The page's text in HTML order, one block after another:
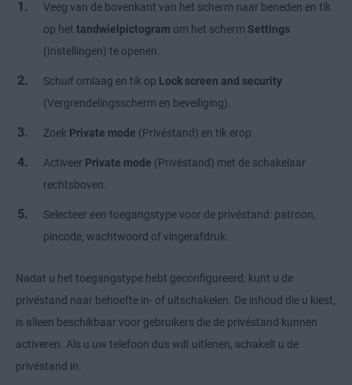
Veeg van de bovenkant van het scherm naar beneden en tik
op het tandwielpictogram om het scherm Settings
(Instellingen) te openen.
Schuif omlaag en tik op Lock screen and security
(Vergrendelingsscherm en beveiliging).
Zoek Private mode (Privéstand) en tik erop.
Activeer Private mode (Privéstand) met de schakelaar
rechtsboven.
Selecteer een toegangstype voor de privéstand: patroon,
pincode, wachtwoord of vingerafdruk.
Nadat u het toegangstype hebt geconfigureerd, kunt u de
privéstand naar behoefte in- of uitschakelen. De inhoud die u kiest,
is alleen beschikbaar voor gebruikers die de privéstand kunnen
activeren. Als u uw telefoon dus wilt uitlenen, schakelt u de
privéstand in.